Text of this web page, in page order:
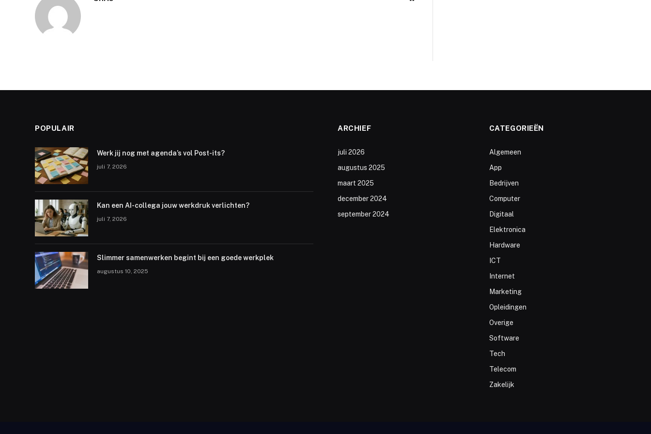
POPULAIR
Werk jij nog met agenda’s vol Post-its?
juli 7, 2026
Kan een AI-collega jouw werkdruk verlichten?
juli 7, 2026
Slimmer samenwerken begint bij een goede werkplek
augustus 10, 2025
ARCHIEF
juli 2026
augustus 2025
maart 2025
december 2024
september 2024
CATEGORIEËN
Algemeen
App
Bedrijven
Computer
Digitaal
Elektronica
Hardware
ICT
Internet
Marketing
Opleidingen
Overige
Software
Tech
Telecom
Zakelijk